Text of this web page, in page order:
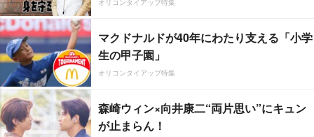
マクドナルドが40年にわたり支える「小学
生の甲子園」
オリコンタイアップ特集
森崎ウィン×向井康二“両片思い”にキュン
が止まらん！